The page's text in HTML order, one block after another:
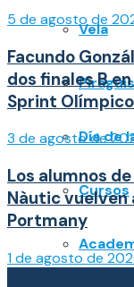
Vela
Día de
Cursos
5 de agosto de
Facundo
dos finales B
Sprint Olímpico
3 de agosto de
Los alumnos
Nàutic vuelven
Portmany
1 de agosto de